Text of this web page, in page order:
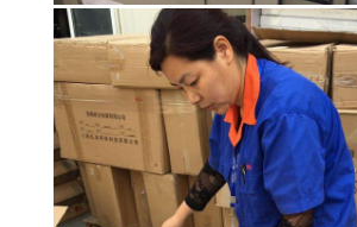
CONTATTACI
RICHIEDA
UNA
CITAZIONE